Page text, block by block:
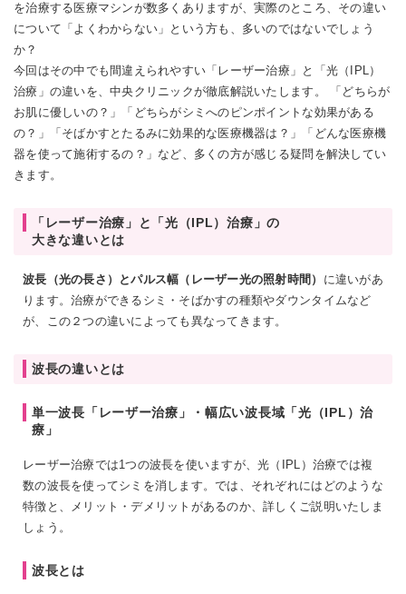
を治療する医療マシンが数多くありますが、実際のところ、その違い
について「よくわからない」という方も、多いのではないでしょう
か？
今回はその中でも間違えられやすい「レーザー治療」と「光（IPL）
治療」の違いを、中央クリニックが徹底解説いたします。 「どちらが
お肌に優しいの？」「どちらがシミへのピンポイントな効果がある
の？」「そばかすとたるみに効果的な医療機器は？」「どんな医療機
器を使って施術するの？」など、多くの方が感じる疑問を解決してい
きます。
「レーザー治療」と「光（IPL）治療」の
大きな違いとは
波長（光の長さ）とパルス幅（レーザー光の照射時間） に違いがあ
ります。治療ができるシミ・そばかすの種類やダウンタイムなど
が、この２つの違いによっても異なってきます。
波長の違いとは
単一波長「レーザー治療」・幅広い波長域「光（IPL）治
療」
レーザー治療では1つの波長を使いますが、光（IPL）治療では複
数の波長を使ってシミを消します。では、それぞれにはどのような
特徴と、メリット・デメリットがあるのか、詳しくご説明いたしま
しょう。
波長とは